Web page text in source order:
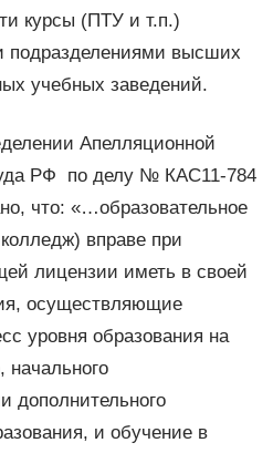
курсы (ПТУ и т.п.)
подразделениями высших
учебных заведений.
Апелляционной
РФ по делу № КАС11-784
что: «…образовательное
вправе при
лицензии иметь в своей
осуществляющие
уровня образования на
начального
дополнительного
и обучение в